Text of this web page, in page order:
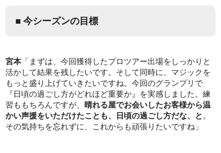
■ 今シーズンの目標
宮本「まずは、今回獲得したプロツアー出場をしっかりと
活かして結果を残したいです。そして同時に、マジックを
もっと盛り上げていきたいですね。今回のグランプリで
『日頃の過ごし方がどれほど重要か』を実感しました。練
習ももちろんですが、 晴れる屋でお会いしたお客様から温
かい声援をいただけたことも、日頃の過ごし方だな、と。
その気持ちを忘れずに、これからも頑張りたいですね」